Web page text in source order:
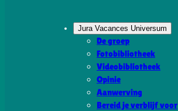
Jura Vacances Universum
De groep
Fotobibliotheek
Videobibliotheek
Opinie
Aanwerving
Bereid je verblijf voor